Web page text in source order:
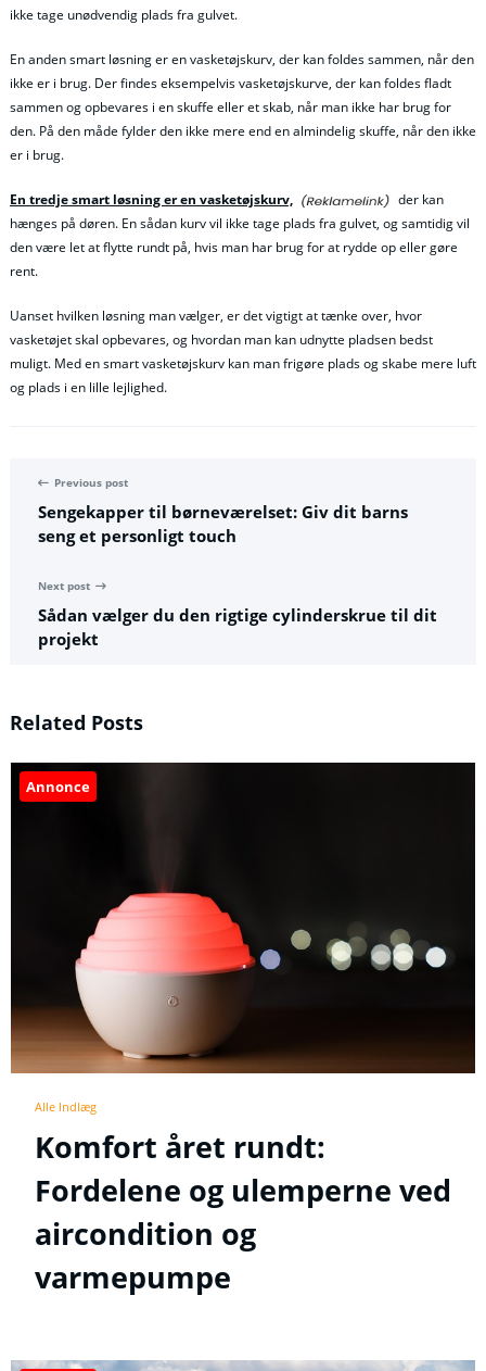
ikke tage unødvendig plads fra gulvet.
En anden smart løsning er en vasketøjskurv, der kan foldes sammen, når den
ikke er i brug. Der findes eksempelvis vasketøjskurve, der kan foldes fladt
sammen og opbevares i en skuffe eller et skab, når man ikke har brug for
den. På den måde fylder den ikke mere end en almindelig skuffe, når den ikke
er i brug.
En tredje smart løsning er en vasketøjskurv,
der kan
hænges på døren. En sådan kurv vil ikke tage plads fra gulvet, og samtidig vil
den være let at flytte rundt på, hvis man har brug for at rydde op eller gøre
rent.
Uanset hvilken løsning man vælger, er det vigtigt at tænke over, hvor
vasketøjet skal opbevares, og hvordan man kan udnytte pladsen bedst
muligt. Med en smart vasketøjskurv kan man frigøre plads og skabe mere luft
og plads i en lille lejlighed.
Previous post
Sengekapper til børneværelset: Giv dit barns
seng et personligt touch
Next post
Sådan vælger du den rigtige cylinderskrue til dit
projekt
Related Posts
Annonce
Alle Indlæg
Komfort året rundt:
Fordelene og ulemperne ved
aircondition og
varmepumpe